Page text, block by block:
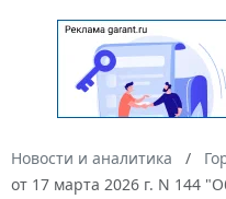
Новости и аналитика
от 17 марта 2026 г. N 144